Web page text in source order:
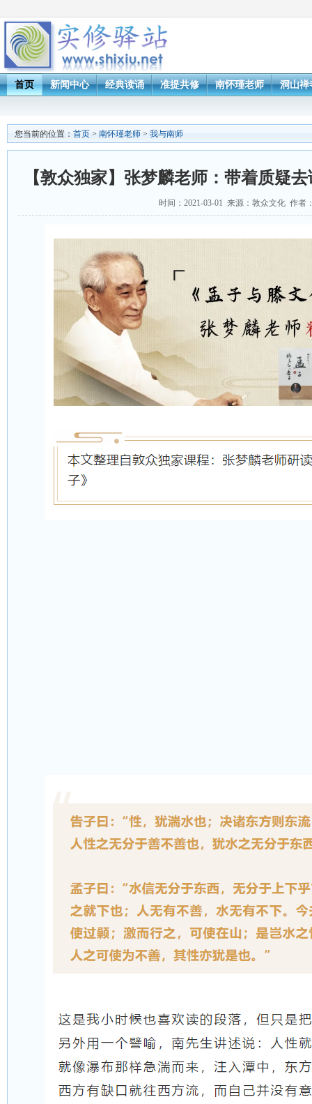
首页 新闻中心 经典读诵 准提共修 南怀瑾老师 洞山禅
您当前的位置： 首页 > 南怀瑾老师 > 我与南师
【敦众独家】张梦麟老师：带着质疑
时间：2021-03-01 来源：敦众文化 作者